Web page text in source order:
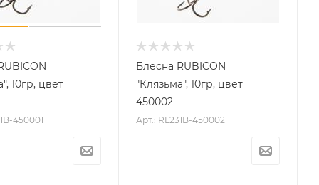
10гр, цвет
450001
Блесна RUBICON
"Клязьма", 10гр, цвет
450002
Арт.: RL231B-450002